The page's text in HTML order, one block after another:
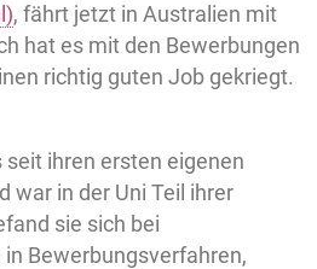
, fährt jetzt in Australien mit
hat es mit den Bewerbungen
richtig guten Job gekriegt.
ihren ersten eigenen
war in der Uni Teil ihrer
sie sich bei
Bewerbungsverfahren,